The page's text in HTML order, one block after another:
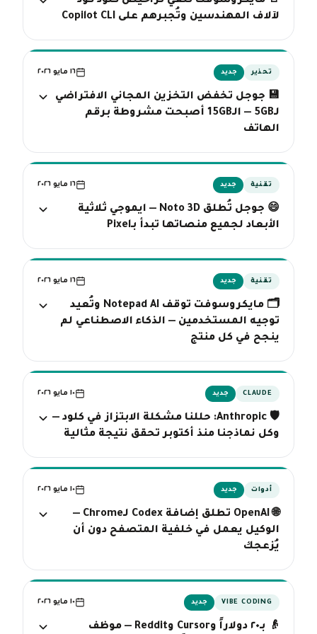
لآلاف المهندسين وتُجبرهم على Copilot CLI
تحذير جديد ١٦ مايو ٢٠٢٦
💾 جوجل تخفض التخزين المجاني الافتراضي
لـ5GB — الـ15GB أصبحت مشروطة برقم
الهاتف
تقنية جديد ١٦ مايو ٢٠٢٦
😄 جوجل تُطلق Noto 3D — ايموجي ثلاثية
الأبعاد لجميع منصاتها تبدأ بـPixel
تقنية جديد ١٦ مايو ٢٠٢٦
🗂️ مايكروسوفت توقف Notepad AI وتُعيد
توجيه المستخدمين — الذكاء الاصطناعي لم
ينجح في كل منتج
CLAUDE جديد ١٠ مايو ٢٠٢٦
🛡️ Anthropic: حللنا مشكلة الابتزاز في كلود —
وكل نماذجنا منذ أكتوبر تحقق نتيجة مثالية
أدوات جديد ١٠ مايو ٢٠٢٦
🌐 OpenAI تطلق إضافة Codex لـChrome —
الوكيل يعمل في خلفية المتصفح دون أن
يُزعجك
VIBE CODING جديد ١٠ مايو ٢٠٢٦
👴 بـ٢٠ دولاراً وCursor وReddit — موظف